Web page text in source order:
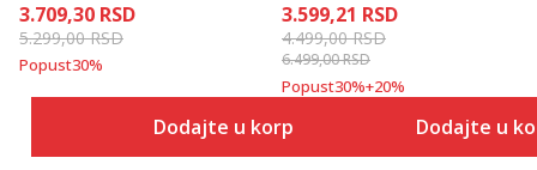
3.709,30 RSD
5.299,00RSD
Popust30%
Dodajte u korpu
3.599,21 RSD
4.499,00RSD
6.499,00RSD
Popust30%+20%
Dodajte u